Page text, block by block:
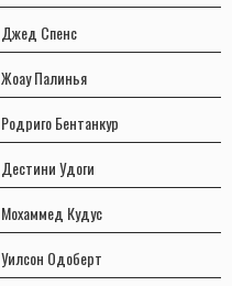
Джед Спенс
Жоау Палинья
Родриго Бентанкур
Дестини Удоги
Мохаммед Кудус
Уилсон Одоберт